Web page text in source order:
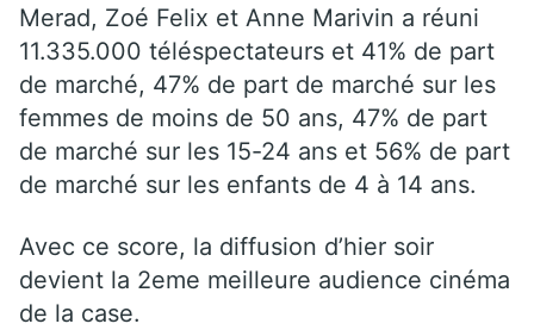
Merad, Zoé Felix et Anne Marivin a réuni
11.335.000 téléspectateurs et 41% de part
de marché, 47% de part de marché sur les
femmes de moins de 50 ans, 47% de part
de marché sur les 15-24 ans et 56% de part
de marché sur les enfants de 4 à 14 ans.
Avec ce score, la diffusion d’hier soir
devient la 2eme meilleure audience cinéma
de la case.